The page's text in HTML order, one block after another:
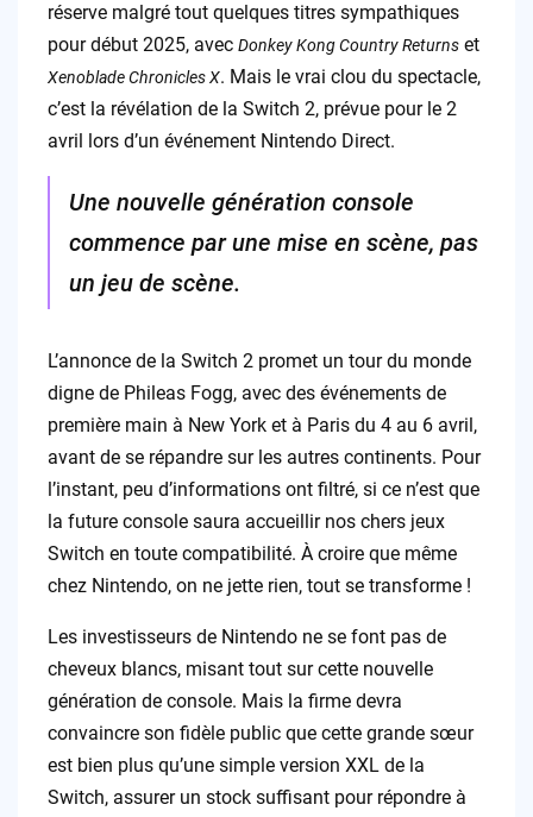
réserve malgré tout quelques titres sympathiques
pour début 2025, avec Donkey Kong Country Returnset
Xenoblade Chronicles X. Mais le vrai clou du spectacle,
c’est la révélation de la Switch 2, prévue pour le 2
avril lors d’un événement Nintendo Direct.
Une nouvelle génération console
commence par une mise en scène, pas
un jeu de scène.
L’annonce de la Switch 2 promet un tour du monde
digne de Phileas Fogg, avec des événements de
première main à New York et à Paris du 4 au 6 avril,
avant de se répandre sur les autres continents. Pour
l’instant, peu d’informations ont filtré, si ce n’est que
la future console saura accueillir nos chers jeux
Switch en toute compatibilité. À croire que même
chez Nintendo, on ne jette rien, tout se transforme !
Les investisseurs de Nintendo ne se font pas de
cheveux blancs, misant tout sur cette nouvelle
génération de console. Mais la firme devra
convaincre son fidèle public que cette grande sœur
est bien plus qu’une simple version XXL de la
Switch, assurer un stock suffisant pour répondre à